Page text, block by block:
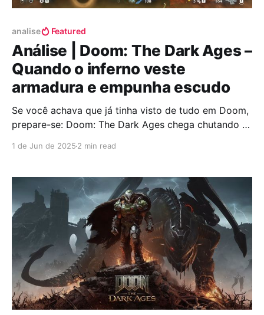
analise Featured
Análise | Doom: The Dark Ages –
Quando o inferno veste
armadura e empunha escudo
Se você achava que já tinha visto de tudo em Doom,
prepare-se: Doom: The Dark Ages chega chutando a
sombria, onde espada, escudo, armas
1 de Jun de 2025 2 min read